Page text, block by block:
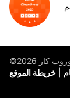
كار 2026
خريطة الموقع